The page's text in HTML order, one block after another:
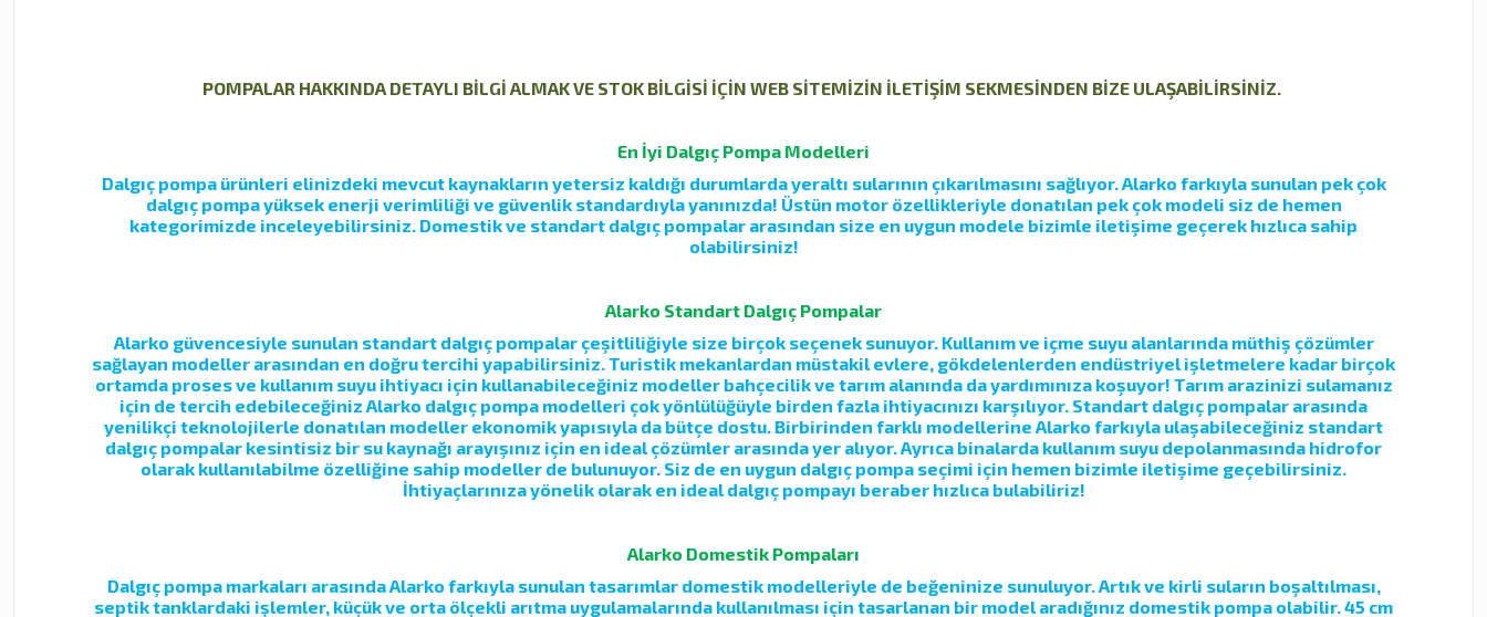
POMPALAR HAKKINDA DETAYLI BİLGİ ALMAK VE STOK BİLGİSİ İÇİN WEB SİTEMİZİN İLETİŞİM SEKMESİNDEN BİZE ULAŞABİLİRSİNİZ.
En İyi Dalgıç Pompa Modelleri
Dalgıç pompa ürünleri elinizdeki mevcut kaynakların yetersiz kaldığı durumlarda yeraltı sularının çıkarılmasını sağlıyor. Alarko farkıyla sunulan pek çok
dalgıç pompa yüksek enerji verimliliği ve güvenlik standardıyla yanınızda! Üstün motor özellikleriyle donatılan pek çok modeli siz de hemen
kategorimizde inceleyebilirsiniz. Domestik ve standart dalgıç pompalar arasından size en uygun modele bizimle iletişime geçerek hızlıca sahip
olabilirsiniz!
Alarko Standart Dalgıç Pompalar
Alarko güvencesiyle sunulan standart dalgıç pompalar çeşitliliğiyle size birçok seçenek sunuyor. Kullanım ve içme suyu alanlarında müthiş çözümler
sağlayan modeller arasından en doğru tercihi yapabilirsiniz. Turistik mekanlardan müstakil evlere, gökdelenlerden endüstriyel işletmelere kadar birçok
ortamda proses ve kullanım suyu ihtiyacı için kullanabileceğiniz modeller bahçecilik ve tarım alanında da yardımınıza koşuyor! Tarım arazinizi sulamanız
için de tercih edebileceğiniz Alarko dalgıç pompa modelleri çok yönlülüğüyle birden fazla ihtiyacınızı karşılıyor. Standart dalgıç pompalar arasında
yenilikçi teknolojilerle donatılan modeller ekonomik yapısıyla da bütçe dostu. Birbirinden farklı modellerine Alarko farkıyla ulaşabileceğiniz standart
dalgıç pompalar kesintisiz bir su kaynağı arayışınız için en ideal çözümler arasında yer alıyor. Ayrıca binalarda kullanım suyu depolanmasında hidrofor
olarak kullanılabilme özelliğine sahip modeller de bulunuyor. Siz de en uygun dalgıç pompa seçimi için hemen bizimle iletişime geçebilirsiniz.
İhtiyaçlarınıza yönelik olarak en ideal dalgıç pompayı beraber hızlıca bulabiliriz!
Alarko Domestik Pompaları
Dalgıç pompa markaları arasında Alarko farkıyla sunulan tasarımlar domestik modelleriyle de beğeninize sunuluyor. Artık ve kirli suların boşaltılması,
septik tanklardaki işlemler, küçük ve orta ölçekli arıtma uygulamalarında kullanılması için tasarlanan bir model aradığınız domestik pompa olabilir. 45 cm